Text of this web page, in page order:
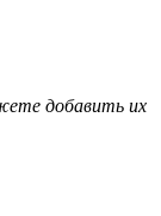
добавить их